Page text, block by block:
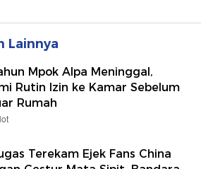
Lainnya
Mpok Alpa Meninggal,
Rutin Izin ke Kamar Sebelum
Rumah
Terekam Ejek Fans China